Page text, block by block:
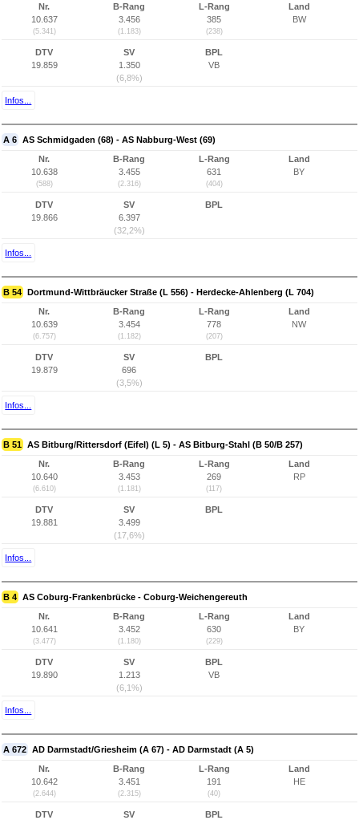
Nr.
10.637
(5.341)
B-Rang
3.456
(1.183)
L-Rang
385
(238)
Land
BW
DTV
19.859
SV
1.350
(6,8%)
BPL
VB
Infos...
A 6 AS Schmidgaden (68) - AS Nabburg-West (69)
Nr.
10.638
(588)
B-Rang
3.455
(2.316)
L-Rang
631
(404)
Land
BY
DTV
19.866
SV
6.397
(32,2%)
BPL
Infos...
B 54 Dortmund-Wittbräucker Straße (L 556) - Herdecke-Ahlenberg (L 704)
Nr.
10.639
(6.757)
B-Rang
3.454
(1.182)
L-Rang
778
(207)
Land
NW
DTV
19.879
SV
696
(3,5%)
BPL
Infos...
B 51 AS Bitburg/Rittersdorf (Eifel) (L 5) - AS Bitburg-Stahl (B 50/B 257)
Nr.
10.640
(6.610)
B-Rang
3.453
(1.181)
L-Rang
269
(117)
Land
RP
DTV
19.881
SV
3.499
(17,6%)
BPL
Infos...
B 4 AS Coburg-Frankenbrücke - Coburg-Weichengereuth
Nr.
10.641
(3.477)
B-Rang
3.452
(1.180)
L-Rang
630
(229)
Land
BY
DTV
19.890
SV
1.213
(6,1%)
BPL
VB
Infos...
A 672 AD Darmstadt/Griesheim (A 67) - AD Darmstadt (A 5)
Nr.
10.642
(2.644)
B-Rang
3.451
(2.315)
L-Rang
191
(40)
Land
HE
DTV
SV
BPL